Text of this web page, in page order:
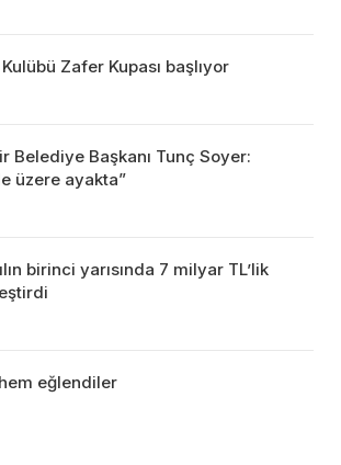
Zafer Kupası başlıyor
Belediye Başkanı Tunç Soyer:
üzere ayakta”
birinci yarısında 7 milyar TL’lik
eğlendiler